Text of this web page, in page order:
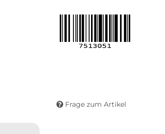
Frage zum Artikel